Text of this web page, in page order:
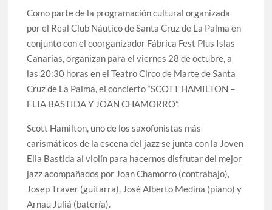
Como parte de la programación cultural organizada
por el Real Club Náutico de Santa Cruz de La Palma en
conjunto con el coorganizador Fábrica Fest Plus Islas
Canarias, organizan para el viernes 28 de octubre, a
las 20:30 horas en el Teatro Circo de Marte de Santa
Cruz de La Palma, el concierto “SCOTT HAMILTON –
ELIA BASTIDA Y JOAN CHAMORRO”.
Scott Hamilton, uno de los saxofonistas más
carismáticos de la escena del jazz se junta con la Joven
Elia Bastida al violín para hacernos disfrutar del mejor
jazz acompañados por Joan Chamorro (contrabajo),
Josep Traver (guitarra), José Alberto Medina (piano) y
Arnau Juliá (batería).